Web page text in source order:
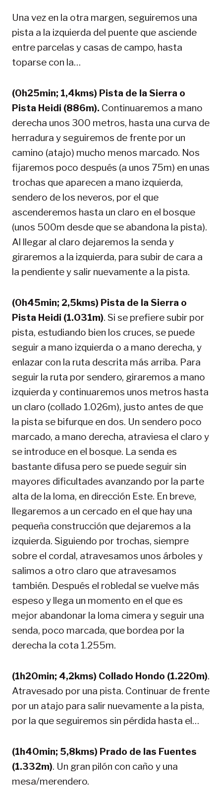
Una vez en la otra margen, seguiremos una
pista a la izquierda del puente que asciende
entre parcelas y casas de campo, hasta
toparse con la…
(0h25min; 1,4kms) Pista de la Sierra o
Pista Heidi (886m). Continuaremos a mano
derecha unos 300 metros, hasta una curva de
herradura y seguiremos de frente por un
camino (atajo) mucho menos marcado. Nos
fijaremos poco después (a unos 75m) en unas
trochas que aparecen a mano izquierda,
sendero de los neveros, por el que
ascenderemos hasta un claro en el bosque
(unos 500m desde que se abandona la pista).
Al llegar al claro dejaremos la senda y
giraremos a la izquierda, para subir de cara a
la pendiente y salir nuevamente a la pista.
(0h45min; 2,5kms) Pista de la Sierra o
Pista Heidi (1.031m). Si se prefiere subir por
pista, estudiando bien los cruces, se puede
seguir a mano izquierda o a mano derecha, y
enlazar con la ruta descrita más arriba. Para
seguir la ruta por sendero, giraremos a mano
izquierda y continuaremos unos metros hasta
un claro (collado 1.026m), justo antes de que
la pista se bifurque en dos. Un sendero poco
marcado, a mano derecha, atraviesa el claro y
se introduce en el bosque. La senda es
bastante difusa pero se puede seguir sin
mayores dificultades avanzando por la parte
alta de la loma, en dirección Este. En breve,
llegaremos a un cercado en el que hay una
pequeña construcción que dejaremos a la
izquierda. Siguiendo por trochas, siempre
sobre el cordal, atravesamos unos árboles y
salimos a otro claro que atravesamos
también. Después el robledal se vuelve más
espeso y llega un momento en el que es
mejor abandonar la loma cimera y seguir una
senda, poco marcada, que bordea por la
derecha la cota 1.255m.
(1h20min; 4,2kms) Collado Hondo (1.220m).
Atravesado por una pista. Continuar de frente
por un atajo para salir nuevamente a la pista,
por la que seguiremos sin pérdida hasta el…
(1h40min; 5,8kms) Prado de las Fuentes
(1.332m). Un gran pilón con caño y una
mesa/merendero.